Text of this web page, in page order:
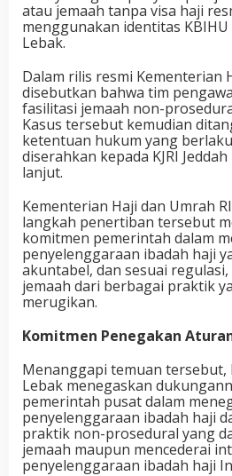
atau jemaah tanpa visa haji
menggunakan identitas KBIHU
Lebak.
Dalam rilis resmi Kementerian
disebutkan bahwa tim
fasilitasi jemaah non-
Kasus tersebut kemudian
ketentuan hukum yang
diserahkan kepada KJRI
lanjut.
Kementerian Haji dan Umrah
langkah penertiban tersebut
komitmen pemerintah dalam
penyelenggaraan ibadah haji
akuntabel, dan sesuai
jemaah dari berbagai praktik
merugikan.
Komitmen Penegakan
Menanggapi temuan tersebut,
Lebak menegaskan
pemerintah pusat dalam
penyelenggaraan ibadah haji
praktik non-prosedural yang
jemaah maupun mencederai
penyelenggaraan ibadah haji